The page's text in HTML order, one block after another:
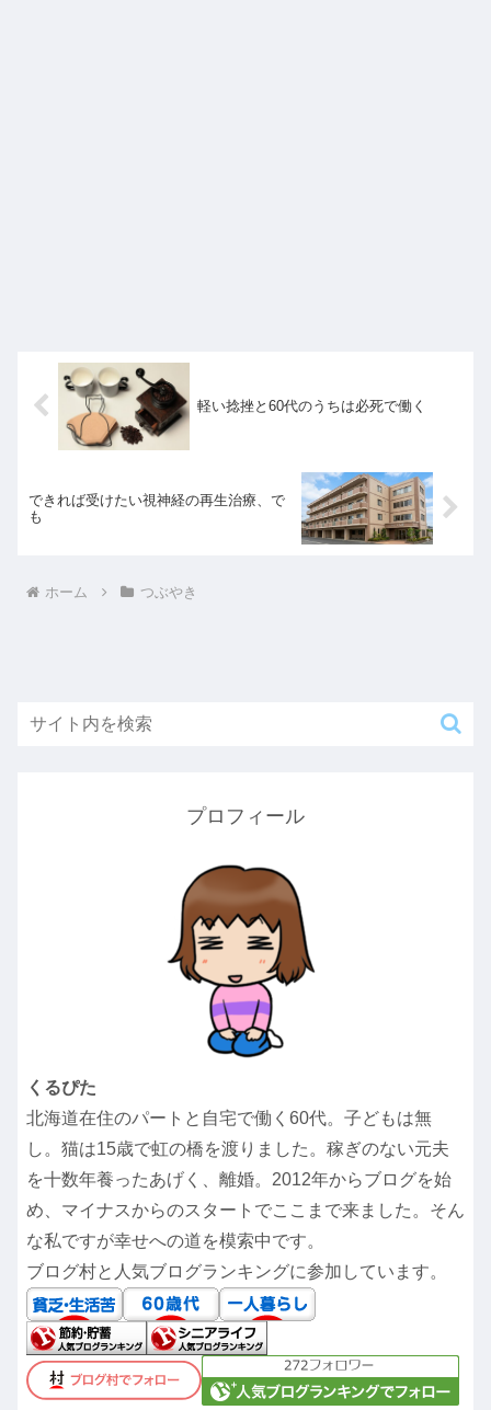
軽い捻挫と60代のうちは必死で働く
できれば受けたい視神経の再生治療、で
も
ホーム つぶやき
プロフィール
くるぴた
北海道在住のパートと自宅で働く60代。子どもは無
し。猫は15歳で虹の橋を渡りました。稼ぎのない元夫
を十数年養ったあげく、離婚。2012年からブログを始
め、マイナスからのスタートでここまで来ました。そん
な私ですが幸せへの道を模索中です。
ブログ村と人気ブログランキングに参加しています。